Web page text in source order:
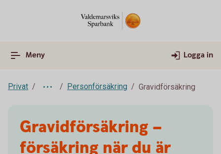
Meny Logga in
Privat Personförsäkring Gravidförsäkring
Gravid­försäkring –
försäkring när du är